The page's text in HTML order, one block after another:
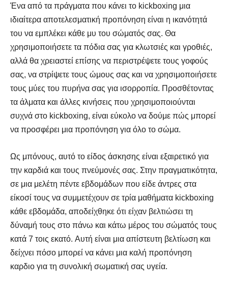
Ένα από τα πράγματα που κάνει το kickboxing μια
ιδιαίτερα αποτελεσματική προπόνηση είναι η ικανότητά
του να εμπλέκει κάθε μυ του σώματός σας. Θα
χρησιμοποιήσετε τα πόδια σας για κλωτσιές και γροθιές,
αλλά θα χρειαστεί επίσης να περιστρέψετε τους γοφούς
σας, να στρίψετε τους ώμους σας και να χρησιμοποιήσετε
τους μύες του πυρήνα σας για ισορροπία. Προσθέτοντας
τα άλματα και άλλες κινήσεις που χρησιμοποιούνται
συχνά στο kickboxing, είναι εύκολο να δούμε πώς μπορεί
να προσφέρει μια προπόνηση για όλο το σώμα.
Ως μπόνους, αυτό το είδος άσκησης είναι εξαιρετικό για
την καρδιά και τους πνεύμονές σας. Στην πραγματικότητα,
σε μια μελέτη πέντε εβδομάδων που είδε άντρες στα
είκοσί τους να συμμετέχουν σε τρία μαθήματα kickboxing
κάθε εβδομάδα, αποδείχθηκε ότι είχαν βελτιώσει τη
δύναμή τους στο πάνω και κάτω μέρος του σώματός τους
κατά 7 τοις εκατό. Αυτή είναι μια απίστευτη βελτίωση και
δείχνει πόσο μπορεί να κάνει μια καλή προπόνηση
καρδιο για τη συνολική σωματική σας υγεία.